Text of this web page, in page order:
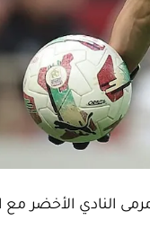
النادي الأخضر